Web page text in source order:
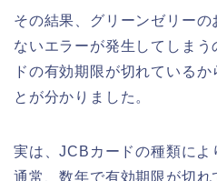
その結果、グリーンゼリーの
ないエラーが発生してしま
ドの有効期限が切れている
とが分かりました。
実は、JCBカードの種類に
通常、数年で有効期限が切れ